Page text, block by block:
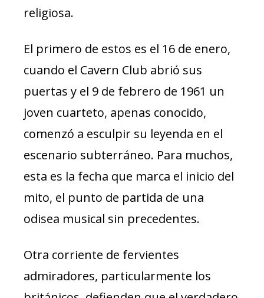
religiosa.
El primero de estos es el 16 de enero,
cuando el Cavern Club abrió sus
puertas y el 9 de febrero de 1961 un
joven cuarteto, apenas conocido,
comenzó a esculpir su leyenda en el
escenario subterráneo. Para muchos,
esta es la fecha que marca el inicio del
mito, el punto de partida de una
odisea musical sin precedentes.
Otra corriente de fervientes
admiradores, particularmente los